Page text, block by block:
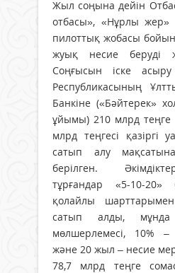
Жыл соңына дейін
отбасы», «Нұрлы
пилоттық жобасы
жуық несие беруді
Соңғысын іске
Республикасының
Банкіне («Бәйтерек»
ұйымы) 210 млрд теңге
млрд теңгесі қазіргі
сатып алу
берілген.
тұрғандар «5-10-20»
қолайлы
сатып алды,
мөлшерлемесі, 10%
және 20 жыл – несие
78,7 млрд теңге